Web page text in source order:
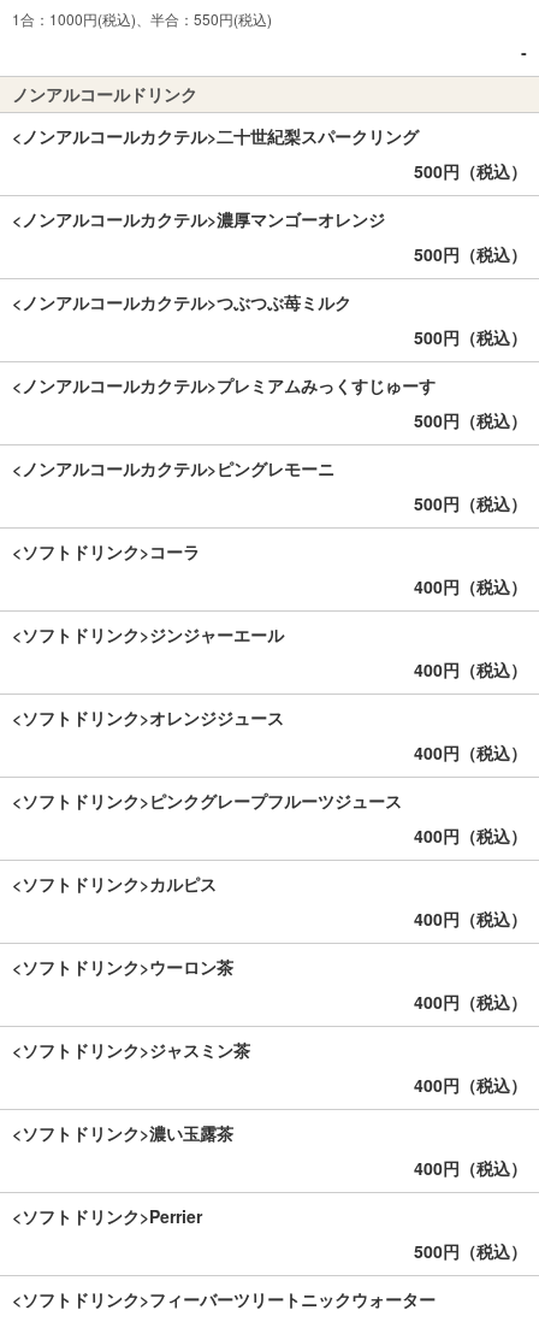
1合：1000円(税込)、半合：550円(税込)
‐
ノンアルコールドリンク
<ノンアルコールカクテル>二十世紀梨スパークリング
500円（税込）
<ノンアルコールカクテル>濃厚マンゴーオレンジ
500円（税込）
<ノンアルコールカクテル>つぶつぶ苺ミルク
500円（税込）
<ノンアルコールカクテル>プレミアムみっくすじゅーす
500円（税込）
<ノンアルコールカクテル>ピングレモーニ
500円（税込）
<ソフトドリンク>コーラ
400円（税込）
<ソフトドリンク>ジンジャーエール
400円（税込）
<ソフトドリンク>オレンジジュース
400円（税込）
<ソフトドリンク>ピンクグレープフルーツジュース
400円（税込）
<ソフトドリンク>カルピス
400円（税込）
<ソフトドリンク>ウーロン茶
400円（税込）
<ソフトドリンク>ジャスミン茶
400円（税込）
<ソフトドリンク>濃い玉露茶
400円（税込）
<ソフトドリンク>Perrier
500円（税込）
<ソフトドリンク>フィーバーツリートニックウォーター